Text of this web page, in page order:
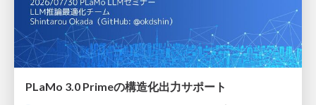
PLaMo 3.0 Primeの構造化出力サポート